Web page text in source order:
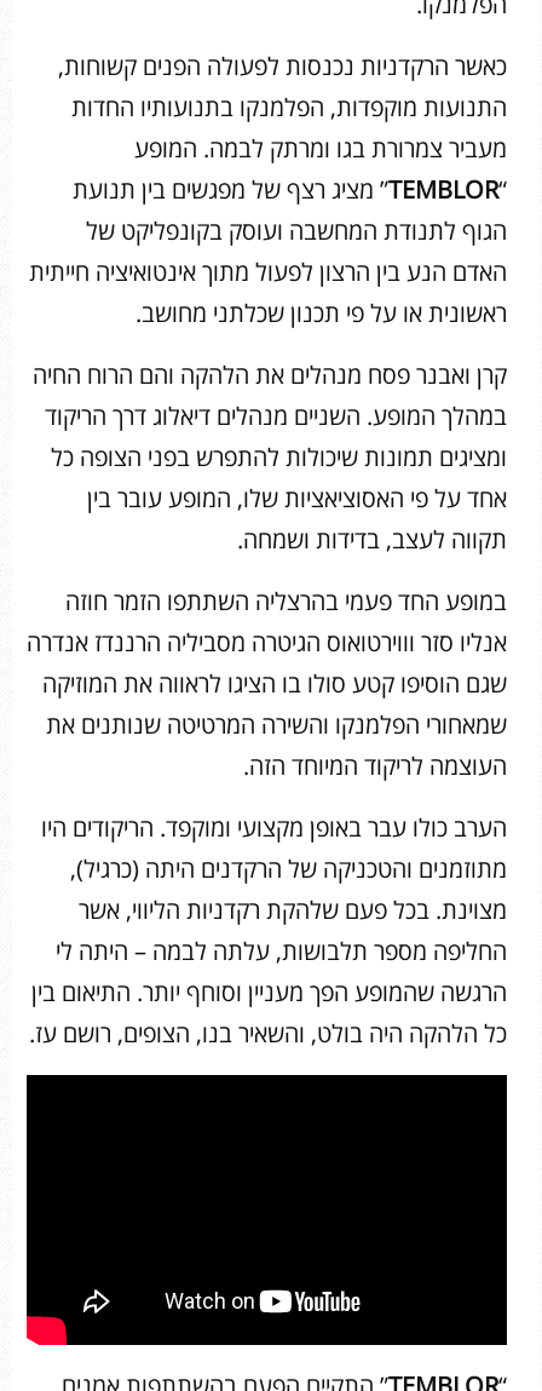
כאשר הרקדניות נכנסות לפעולה הפנים קשוחות,
התנועות מוקפדות, הפלמנקו בתנועותיו החדות
מעביר צמרורת בגו ומרתק לבמה. המופע
“
TEMBLOR” מציג רצף של מפגשים בין תנועת
הגוף לתנודת המחשבה ועוסק בקונפליקט של
האדם הנע בין הרצון לפעול מתוך אינטואיציה חייתית
ראשונית או על פי תכנון שכלתני מחושב.
קרן ואבנר פסח מנהלים את הלהקה והם הרוח החיה
במהלך המופע. השניים מנהלים דיאלוג דרך הריקוד
ומציגים תמונות שיכולות להתפרש בפני הצופה כל
אחד על פי האסוציאציות שלו, המופע עובר בין
תקווה לעצב, בדידות ושמחה.
במופע החד פעמי בהרצליה השתתפו הזמר חוזה
אנליו סזר וווירטואוס הגיטרה מסביליה הרננדז אנדרה
שגם הוסיפו קטע סולו בו הציגו לראווה את המוזיקה
שמאחורי הפלמנקו והשירה המרטיטה שנותנים את
העוצמה לריקוד המיוחד הזה.
הערב כולו עבר באופן מקצועי ומוקפד. הריקודים היו
מתוזמנים והטכניקה של הרקדנים היתה (כרגיל),
מצוינת. בכל פעם שלהקת רקדניות הליווי, אשר
החליפה מספר תלבושות, עלתה לבמה – היתה לי
הרגשה שהמופע הפך מעניין וסוחף יותר. התיאום בין
כל הלהקה היה בולט, והשאיר בנו, הצופים, רושם עז.